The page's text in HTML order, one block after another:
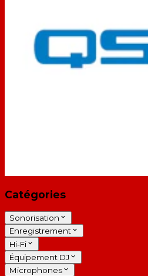
Catégories
Sonorisation
Enregistrement
Hi-Fi
Équipement DJ
Microphones